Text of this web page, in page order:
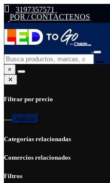
3197357571
PQR / CONTÁCTENOS
×
✕
Filtrar por precio
— Aplicar
Categorías relacionadas
Comercios relacionados
Filtros